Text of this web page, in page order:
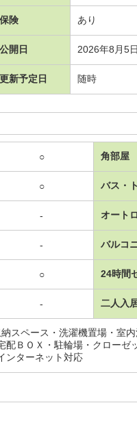
険 あり
開日 2026年8月5
新予定日 随時
○ 角部屋
○ バス・
- オート
- バルコ
○ 24時間
- 二人入
スペース・洗濯機置場・室
ＢＯＸ・駐輪場・クローゼ
ンターネット対応